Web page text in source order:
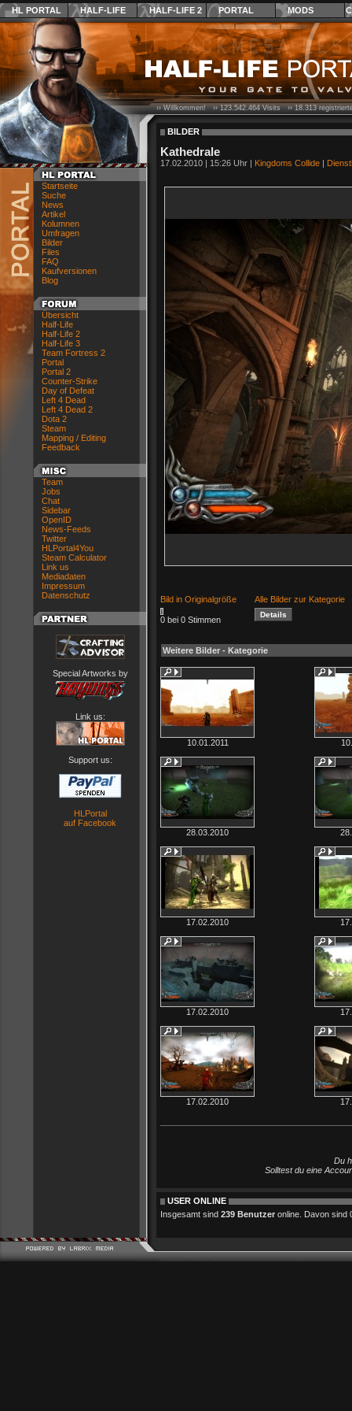
HL PORTAL HALF-LIFE HALF-LIFE 2 PORTAL MODS
Startseite
Suche
News
Artikel
Kolumnen
Umfragen
Bilder
Files
FAQ
Kaufversionen
Blog
Übersicht
Half-Life
Half-Life 2
Half-Life 3
Team Fortress 2
Portal
Portal 2
Counter-Strike
Day of Defeat
Left 4 Dead
Left 4 Dead 2
Dota 2
Steam
Mapping / Editing
Feedback
Team
Jobs
Chat
Sidebar
OpenID
News-Feeds
Twitter
HLPortal4You
Steam Calculator
Link us
Mediadaten
Impressum
Datenschutz
Special Artworks by
Link us:
Support us:
HLPortal
auf Facebook
›› Willkommen! ››123.542.464Visits ››18.313
BILDER
Kathedrale
17.02.2010 | 15:26 Uhr | Kingdoms Collide |
Bild in Originalgröße Alle Bilder zur Kategorie
0 bei 0 Stimmen
Weitere Bilder - Kategorie
10.01.2011
28.03.2010
17.02.2010
17.02.2010
17.02.2010
Du
Solltest du eine
USER ONLINE
Insgesamt sind 239 Benutzer online. Davon sind